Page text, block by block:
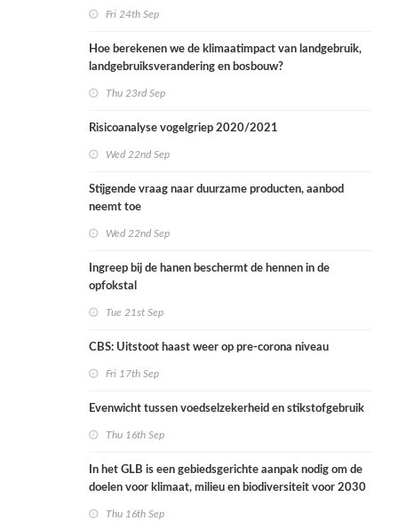
Fri 24th Sep
Hoe berekenen we de klimaatimpact van landgebruik,
landgebruiksverandering en bosbouw?
Thu 23rd Sep
Risicoanalyse vogelgriep 2020/2021
Wed 22nd Sep
Stijgende vraag naar duurzame producten, aanbod
neemt toe
Wed 22nd Sep
Ingreep bij de hanen beschermt de hennen in de
opfokstal
Tue 21st Sep
CBS: Uitstoot haast weer op pre-corona niveau
Fri 17th Sep
Evenwicht tussen voedselzekerheid en stikstofgebruik
Thu 16th Sep
In het GLB is een gebiedsgerichte aanpak nodig om de
doelen voor klimaat, milieu en biodiversiteit voor 2030
Thu 16th Sep